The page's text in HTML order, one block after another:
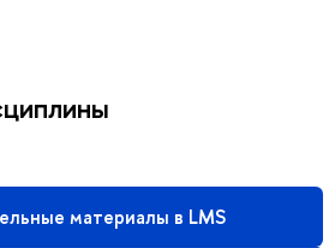
материалы в LMS